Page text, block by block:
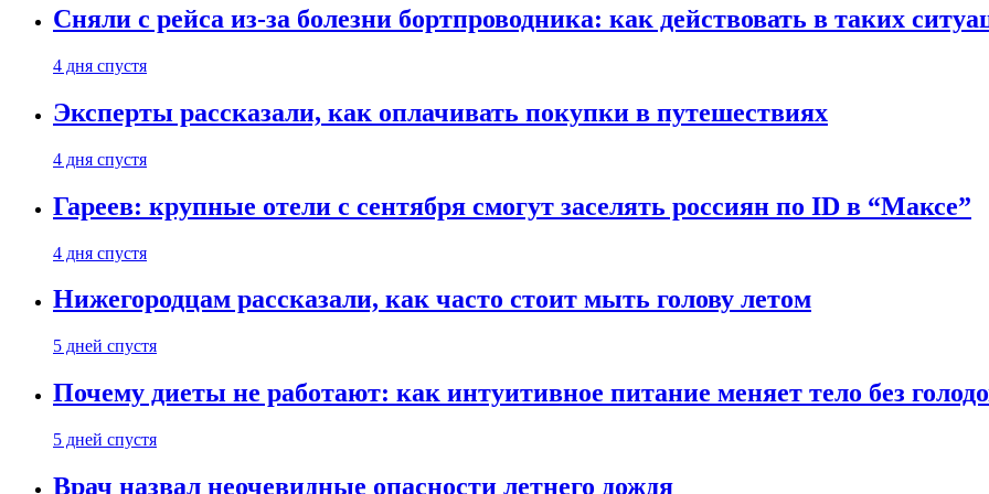
Сняли с рейса из-за болезни бортпроводника: как действовать в таких
4 дня спустя
Эксперты рассказали, как оплачивать покупки в путешествиях
4 дня спустя
Гареев: крупные отели с сентября смогут заселять россиян по ID в “Максе”
4 дня спустя
Нижегородцам рассказали, как часто стоит мыть голову летом
5 дней спустя
Почему диеты не работают: как интуитивное питание меняет тело без
5 дней спустя
Врач назвал неочевидные опасности летнего дождя